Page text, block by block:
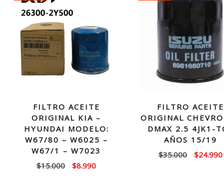
FILTRO ACEITE
ORIGINAL KIA –
HYUNDAI MODELO:
W67/80 – W6025 –
W67/1 – W7023
$15.000
El
$8.990El
FILTRO ACEITE
ORIGINAL
DMAX 2.5 4JK1-
AÑOS 15/19
$35.000
El
$24.990